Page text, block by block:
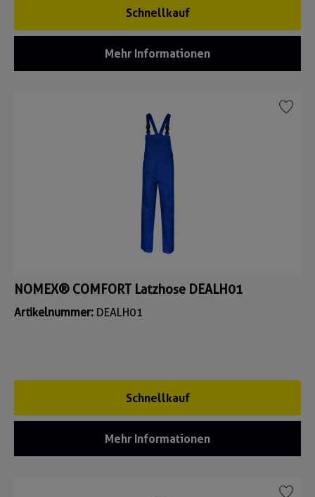
Schnellkauf
Mehr Informationen
NOMEX® COMFORT Latzhose DEALH01
Artikelnummer: DEALH01
Schnellkauf
Mehr Informationen